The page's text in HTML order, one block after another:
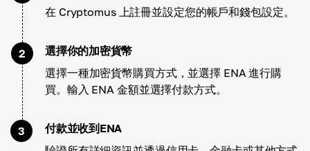
在 Cryptomus 上註冊並設定您的帳戶和錢包設定。
2
選擇你的加密貨幣
選擇一種加密貨幣購買方式，並選擇 ENA 進行購
買。輸入 ENA 金額並選擇付款方式。
3
付款並收到ENA